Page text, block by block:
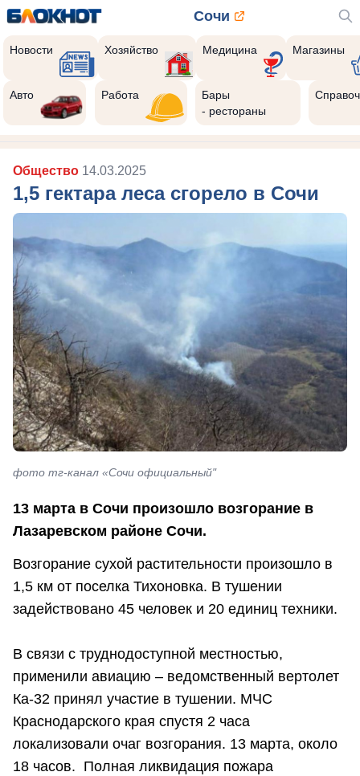
Сочи
Новости Хозяйство Медицина Магазины
Авто Работа
Бары
- рестораны
Общество 14.03.2025
1,5 гектара леса сгорело в Сочи
фото тг-канал «Сочи официальный"
13 марта в Сочи произошло возгорание в
Лазаревском районе Сочи.
Возгорание сухой растительности произошло в
1,5 км от поселка Тихоновка. В тушении
задействовано 45 человек и 20 единиц техники.
В связи с труднодоступной местностью,
применили авиацию – ведомственный вертолет
Ка-32 принял участие в тушении. МЧС
Краснодарского края спустя 2 часа
локализовали очаг возгорания. 13 марта, около
18 часов. Полная ликвидация пожара